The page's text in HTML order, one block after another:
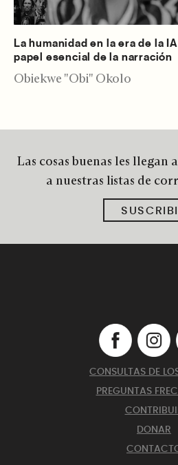
La humanidad en la era de la
papel esencial de la narración
Obiekwe "Obi" Okolo
Las cosas buenas les llegan
a nuestras listas de
CONSULTAS DE
PREGUNTAS
DONAR